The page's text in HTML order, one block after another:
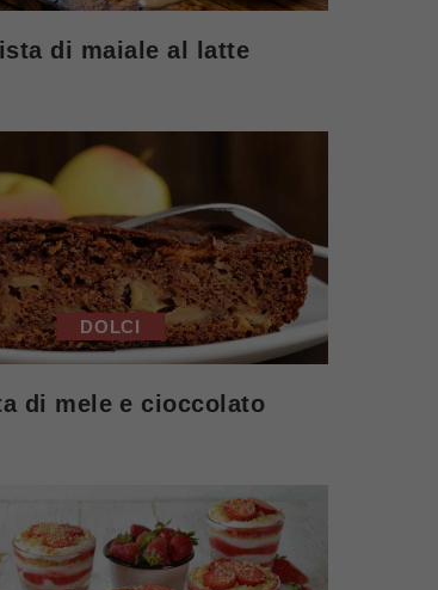
di maiale al latte
DOLCI
di mele e cioccolato